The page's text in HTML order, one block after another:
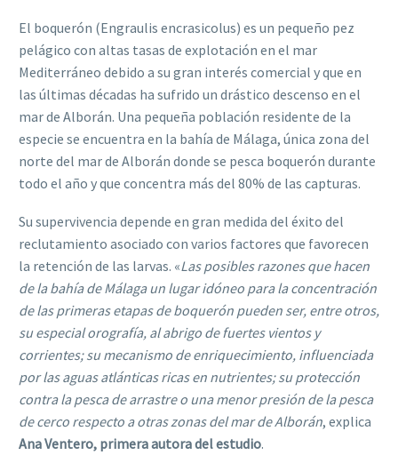
El boquerón (Engraulis encrasicolus) es un pequeño pez
pelágico con altas tasas de explotación en el mar
Mediterráneo debido a su gran interés comercial y que en
las últimas décadas ha sufrido un drástico descenso en el
mar de Alborán. Una pequeña población residente de la
especie se encuentra en la bahía de Málaga, única zona del
norte del mar de Alborán donde se pesca boquerón durante
todo el año y que concentra más del 80% de las capturas.
Su supervivencia depende en gran medida del éxito del
reclutamiento asociado con varios factores que favorecen
la retención de las larvas. «Las posibles razones que hacen
de la bahía de Málaga un lugar idóneo para la concentración
de las primeras etapas de boquerón pueden ser, entre otros,
su especial orografía, al abrigo de fuertes vientos y
corrientes; su mecanismo de enriquecimiento, influenciada
por las aguas atlánticas ricas en nutrientes; su protección
contra la pesca de arrastre o una menor presión de la pesca
de cerco respecto a otras zonas del mar de Alborán, explica
Ana Ventero, primera autora del estudio.